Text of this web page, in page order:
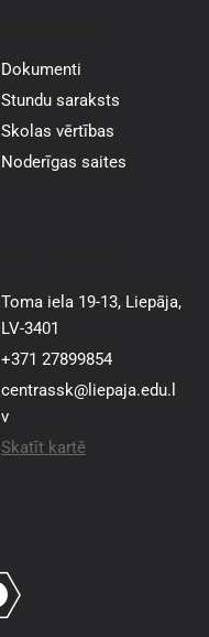
Dokumenti
Stundu saraksts
Skolas vērtības
Noderīgas saites
Toma iela 19-13, Liepāja,
LV-3401
+371 27899854
centrassk@liepaja.edu.l
v
Skatīt kartē